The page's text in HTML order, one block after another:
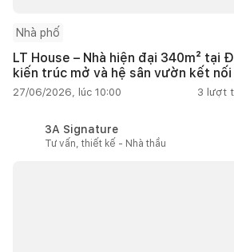
Nhà phố
LT House – Nhà hiện đại 340m² tại
kiến trúc mở và hệ sân vườn kết nối
27/06/2026, lúc 10:00 3 lượt
3A Signature
Tư vấn, thiết kế - Nhà thầu